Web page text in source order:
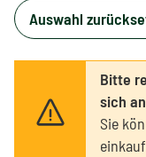
Auswahl
Bitte
sich
Sie